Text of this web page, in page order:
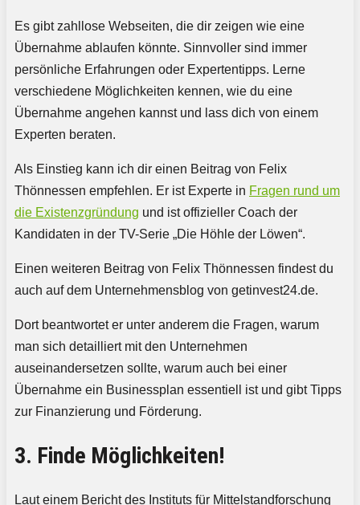
Es gibt zahllose Webseiten, die dir zeigen wie eine
Übernahme ablaufen könnte. Sinnvoller sind immer
persönliche Erfahrungen oder Expertentipps. Lerne
verschiedene Möglichkeiten kennen, wie du eine
Übernahme angehen kannst und lass dich von einem
Experten beraten.
Als Einstieg kann ich dir einen Beitrag von Felix
Thönnessen empfehlen. Er ist Experte in Fragen rund um
die Existenzgründung und ist offizieller Coach der
Kandidaten in der TV-Serie „Die Höhle der Löwen“.
Einen weiteren Beitrag von Felix Thönnessen findest du
auch auf dem Unternehmensblog von getinvest24.de.
Dort beantwortet er unter anderem die Fragen, warum
man sich detailliert mit den Unternehmen
auseinandersetzen sollte, warum auch bei einer
Übernahme ein Businessplan essentiell ist und gibt Tipps
zur Finanzierung und Förderung.
3. Finde Möglichkeiten!
Laut einem Bericht des Instituts für Mittelstandforschung